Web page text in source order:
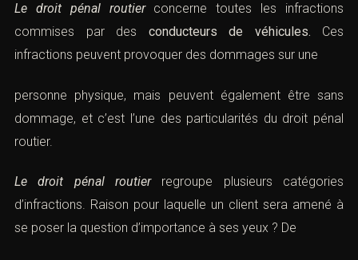
Le droit pénal routierconcerne toutes les infractions
commises par des conducteurs de véhicules. Ces
infractions peuvent provoquer des dommages sur une
personne physique, mais peuvent également être sans
dommage, et c’est l’une des particularités du droit pénal
routier.
Le droit pénal routierregroupe plusieurs catégories
d’infractions. Raison pour laquelle un client sera amené à
se poser la question d’importance à ses yeux ? De